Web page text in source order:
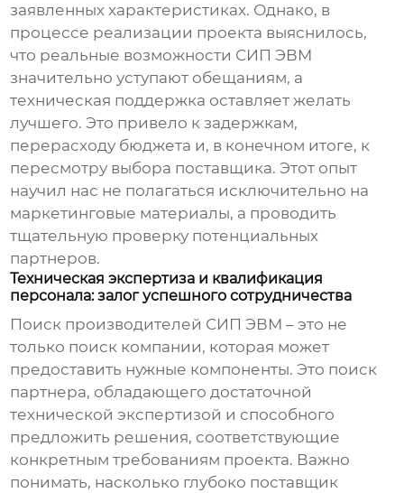
заявленных характеристиках. Однако, в
процессе реализации проекта выяснилось,
что реальные возможности СИП ЭВМ
значительно уступают обещаниям, а
техническая поддержка оставляет желать
лучшего. Это привело к задержкам,
перерасходу бюджета и, в конечном итоге, к
пересмотру выбора поставщика. Этот опыт
научил нас не полагаться исключительно на
маркетинговые материалы, а проводить
тщательную проверку потенциальных
партнеров.
Техническая экспертиза и квалификация
персонала: залог успешного сотрудничества
Поиск производителей СИП ЭВМ – это не
только поиск компании, которая может
предоставить нужные компоненты. Это поиск
партнера, обладающего достаточной
технической экспертизой и способного
предложить решения, соответствующие
конкретным требованиям проекта. Важно
понимать, насколько глубоко поставщик